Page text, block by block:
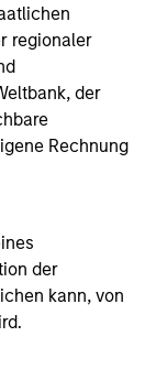
regionaler
der
Rechnung
der
kann, von
watching
Fixed